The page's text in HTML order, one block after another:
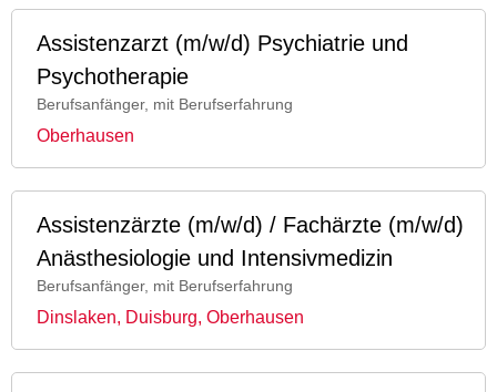
Assistenzarzt (m/w/d) Psychiatrie und
Psychotherapie
Berufsanfänger, mit Berufserfahrung
Oberhausen
Assistenzärzte (m/w/d) / Fachärzte (m/w/d)
Anästhesiologie und Intensivmedizin
Berufsanfänger, mit Berufserfahrung
Dinslaken, Duisburg, Oberhausen